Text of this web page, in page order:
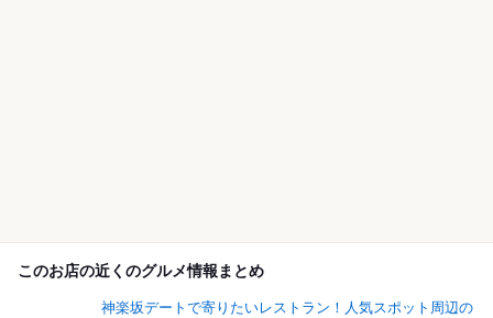
このお店の近くのグルメ情報まとめ
神楽坂デートで寄りたいレストラン！人気スポット周辺の